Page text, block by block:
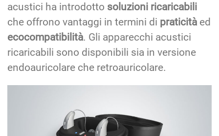
acustici ha introdotto soluzioni ricaricabili
che offrono vantaggi in termini di praticità ed
ecocompatibilità. Gli apparecchi acustici
ricaricabili sono disponibili sia in versione
endoauricolare che retroauricolare.